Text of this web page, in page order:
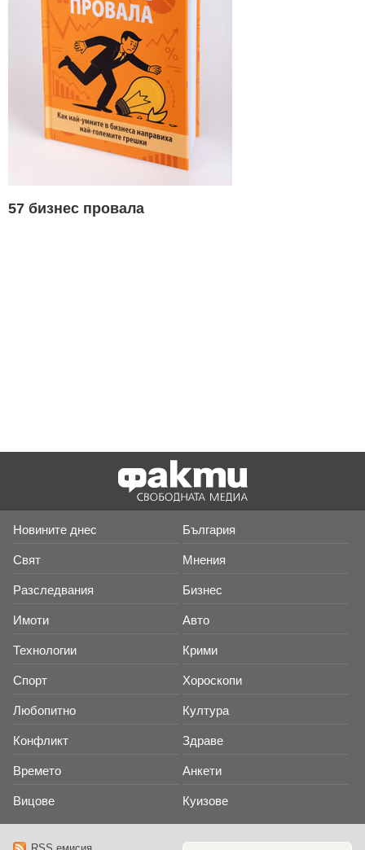
57 бизнес провала
Новините днес България
Свят Мнения
Разследвания Бизнес
Имоти Авто
Технологии Крими
Спорт Хороскопи
Любопитно Култура
Конфликт Здраве
Времето Анкети
Вицове Куизове